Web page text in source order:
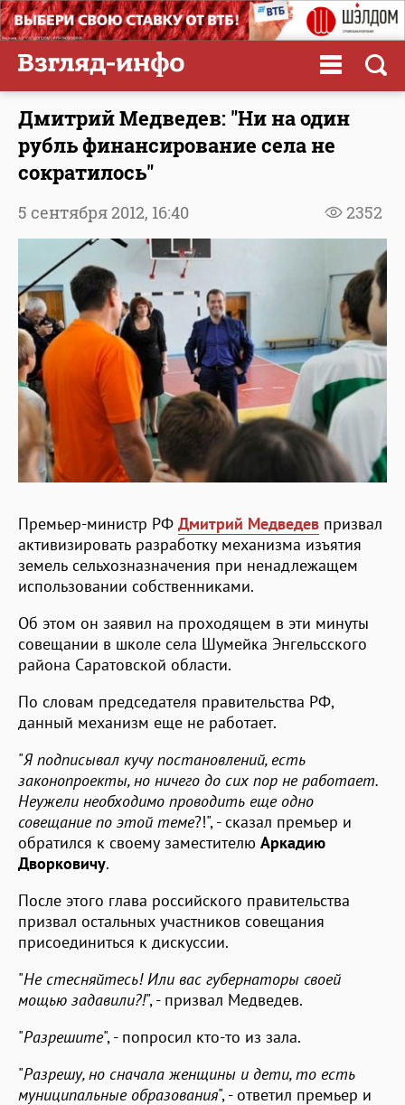
Дмитрий Медведев: "Ни на один
рубль финансирование села не
сократилось"
2352
5 сентября 2012, 16:40
Премьер-министр РФ Дмитрий Медведев призвал
активизировать разработку механизма изъятия
земель сельхозназначения при ненадлежащем
использовании собственниками.
Об этом он заявил на проходящем в эти минуты
совещании в школе села Шумейка Энгельсского
района Саратовской области.
По словам председателя правительства РФ,
данный механизм еще не работает.
"Я подписывал кучу постановлений, есть
законопроекты, но ничего до сих пор не работает.
Неужели необходимо проводить еще одно
совещание по этой теме?!", - сказал премьер и
обратился к своему заместителю Аркадию
Дворковичу.
После этого глава российского правительства
призвал остальных участников совещания
присоединиться к дискуссии.
"Не стесняйтесь! Или вас губернаторы своей
мощью задавили?!", - призвал Медведев.
"Разрешите", - попросил кто-то из зала.
"Разрешу, но сначала женщины и дети, то есть
муниципальные образования", - ответил премьер и